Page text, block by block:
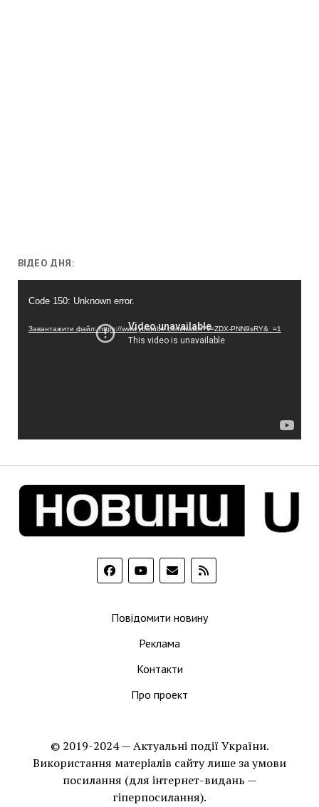
ВІДЕО ДНЯ:
Code 150: Unknown error.
Завантажити файл: https://www.youtube.com/watch?v=ZDX-PNN9sRY&_=1
Повідомити новину
Реклама
Контакти
Про проект
© 2019-2024 — Актуальні події України.
Використання матеріалів сайту лише за умови
посилання (для інтернет-видань —
гіперпосилання).